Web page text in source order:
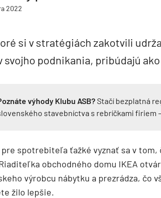
2022
si v stratégiách zakotvili
svojho podnikania, pribúdajú ako
výhody Klubu ASB?Stačí bezplatná
stavebníctva s rebríčkami
pre spotrebiteľa ťažké vyznať sa v
obchodného domu IKEA
výrobcu nábytku a prezrádza, čo
žilo lepšie.